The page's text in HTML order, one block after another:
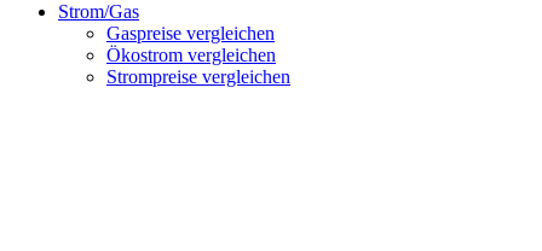
Strom/Gas
Gaspreise vergleichen
Ökostrom vergleichen
Strompreise vergleichen